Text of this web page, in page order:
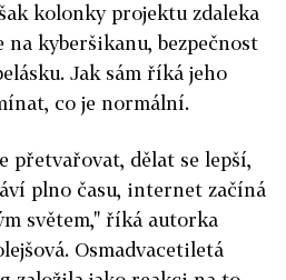
kolonky projektu zdaleka
na kyberšikanu, bezpečnost
Jak sám říká jeho
co je normální.
přetvařovat, dělat se lepší,
plno času, internet začíná
světem," říká autorka
Osmadvacetiletá